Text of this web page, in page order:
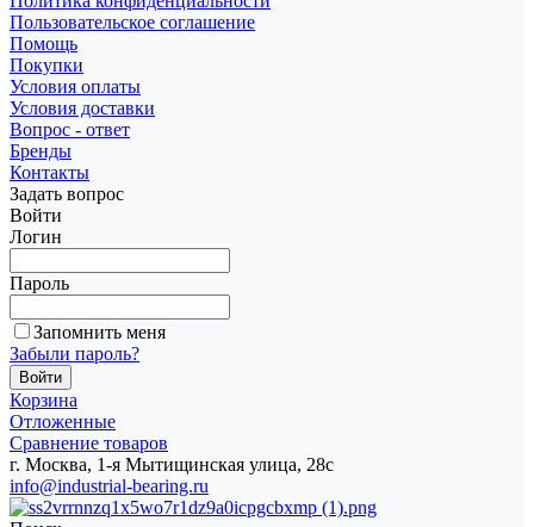
Пользовательское соглашение
Помощь
Покупки
Условия оплаты
Условия доставки
Вопрос - ответ
Бренды
Контакты
Задать вопрос
Войти
Логин
Пароль
Запомнить меня
Забыли пароль?
Корзина
Отложенные
Сравнение товаров
г. Москва, 1-я Мытищинская улица, 28с
info@industrial-bearing.ru